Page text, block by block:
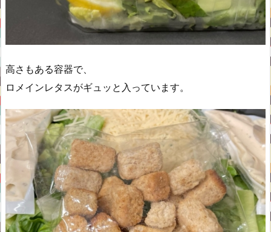
高さもある容器で、
ロメインレタスがギュッと入っています。